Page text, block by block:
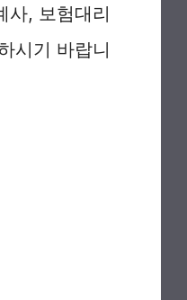
사, 보험대리
시기 바랍니